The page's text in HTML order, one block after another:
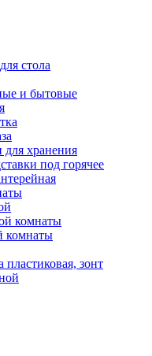
стола
и бытовые
для хранения
под горячее
комнаты
комнаты
пластиковая, зонт